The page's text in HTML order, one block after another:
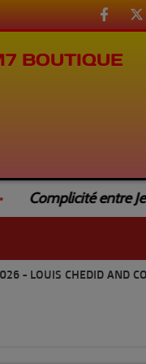
BOUTIQUE
Complicité entre Jean-
- LOUIS CHEDID AND CO